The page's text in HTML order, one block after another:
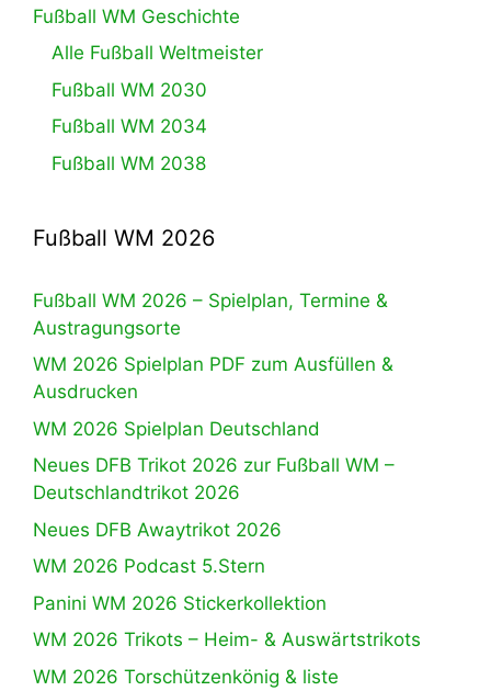
Fußball WM Geschichte
Alle Fußball Weltmeister
Fußball WM 2030
Fußball WM 2034
Fußball WM 2038
Fußball WM 2026
Fußball WM 2026 – Spielplan, Termine &
Austragungsorte
WM 2026 Spielplan PDF zum Ausfüllen &
Ausdrucken
WM 2026 Spielplan Deutschland
Neues DFB Trikot 2026 zur Fußball WM –
Deutschlandtrikot 2026
Neues DFB Awaytrikot 2026
WM 2026 Podcast 5.Stern
Panini WM 2026 Stickerkollektion
WM 2026 Trikots – Heim- & Auswärtstrikots
WM 2026 Torschützenkönig & liste